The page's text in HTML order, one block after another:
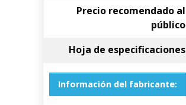
Precio recomendado al
público
Hoja de especificaciones
Información del fabricante: